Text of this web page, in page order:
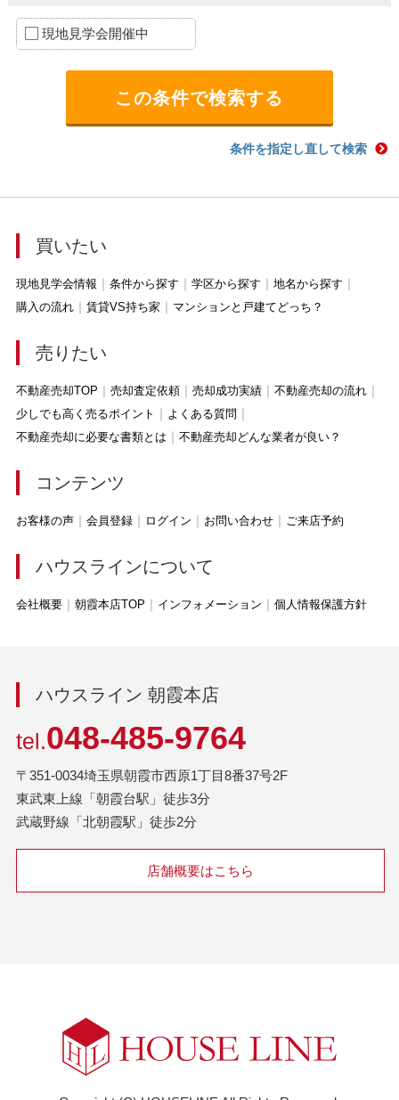
現地見学会開催中
条件を指定し直して検索
買いたい
現地見学会情報 条件から探す 学区から探す
地名から探す
購入の流れ
賃貸VS持ち家 マンションと戸建てどっち？
売りたい
不動産売却TOP 売却査定依頼 売却成功実績
不動産売却の流れ
少しでも高く売るポイント
よくある質問
不動産売却に必要な書類とは
不動産売却どんな業者が良い？
コンテンツ
お客様の声 会員登録 ログイン お問い合わせ ご来店予約
ハウスラインについて
会社概要 朝霞本店TOP インフォメーション 個人情報保護方針
ハウスライン 朝霞本店
tel.048-485-9764
〒351-0034埼玉県朝霞市西原1丁目8番37号2F
東武東上線「朝霞台駅」徒歩3分
武蔵野線「北朝霞駅」徒歩2分
店舗概要はこちら